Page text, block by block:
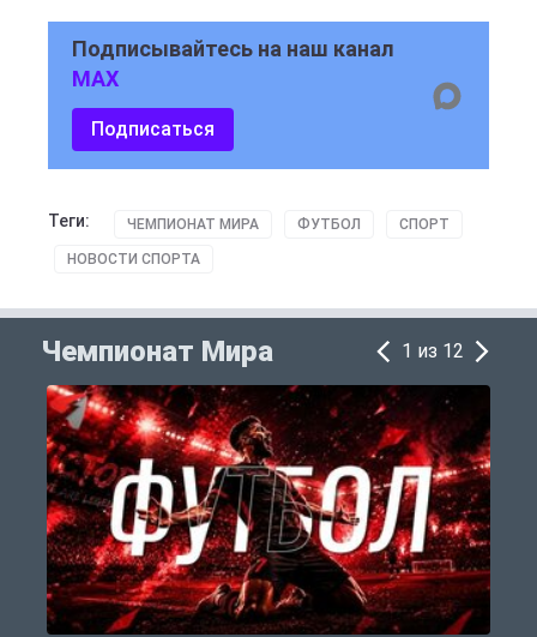
Подписывайтесь на наш канал
MAX
Подписаться
Теги: ЧЕМПИОНАТ МИРА ФУТБОЛ СПОРТ
НОВОСТИ СПОРТА
Чемпионат Мира 1 из 12